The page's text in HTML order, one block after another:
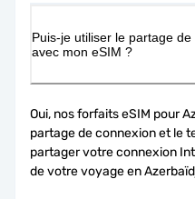
Puis-je utiliser le partage
avec mon eSIM ?
Oui, nos forfaits eSIM pour
partage de connexion et le
partager votre connexion
de votre voyage en